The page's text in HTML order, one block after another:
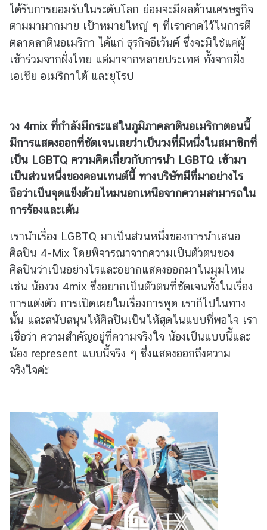
ส
ริ
ม
คุ
ณ
ม
แ
ล
ะ
ค
ว
า
ม
โ
ป
ร่
ง
ใ
ส
ก
า
ริ
ร
แ
ล
ะ
คู่
ได้รับการยอมรับในระดับโลก ย่อมจะมีผลด้านเศรษฐกิจ
ตามมามากมาย เป้าหมายใหญ่ ๆ ที่เราคาดไว้ในการตี
ตลาดลาตินอเมริกา ได้แก่ ธุรกิจอีเว้นต์ ซึ่งจะมิใช่แค่ผู้
เข้าร่วมจากฝั่งไทย แต่มาจากหลายประเทศ ทั้งจากฝั่ง
เอเชีย อเมริกาใต้ และยุโรป
วง 4mix ที่กำลังมีกระแสในภูมิภาคลาตินอเมริกาตอนนี้
มีการแสดงออกที่ชัดเจนเลยว่าเป็นวงที่มีหนึ่งในสมาชิกที่
เป็น LGBTQ ความคิดเกี่ยวกับการนำ LGBTQ เข้ามา
เป็นส่วนหนึ่งของคอนเทนต์นี้ ทางบริษัทมีที่มาอย่างไร
ถือว่าเป็นจุดแข็งด้วยไหมนอกเหนือจากความสามารถใน
การร้องและเต้น
เรานำเรื่อง LGBTQ มาเป็นส่วนหนึ่งของการนำเสนอ
ศิลปิน 4-Mix โดยพิจารณาจากความเป็นตัวตนของ
ศิลปินว่าเป็นอย่างไรและอยากแสดงออกมาในมุมไหน
เช่น น้องวง 4mix ซึ่งอยากเป็นตัวตนที่ชัดเจนทั้งในเรื่อง
การแต่งตัว การเปิดเผยในเรื่องการพูด เราก็ไปในทาง
นั้น และสนับสนุนให้ศิลปินเป็นให้สุดในแบบที่พอใจ เรา
เชื่อว่า ความสำคัญอยู่ที่ความจริงใจ น้องเป็นแบบนี้และ
น้อง represent แบบนี้จริง ๆ ซึ่งแสดงออกถึงความ
จริงใจค่ะ